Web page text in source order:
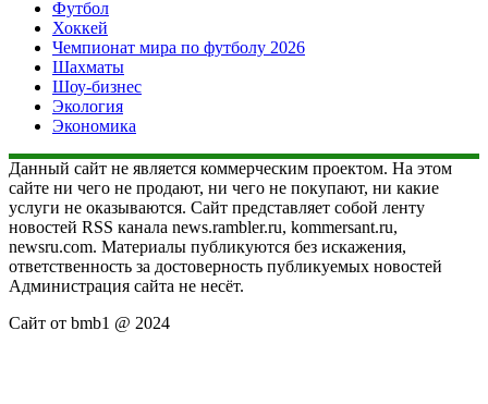
Футбол
Хоккей
Чемпионат мира по футболу 2026
Шахматы
Шоу-бизнес
Экология
Экономика
Данный сайт не является коммерческим проектом. На этом
сайте ни чего не продают, ни чего не покупают, ни какие
услуги не оказываются. Сайт представляет собой ленту
новостей RSS канала news.rambler.ru, kommersant.ru,
newsru.com. Материалы публикуются без искажения,
ответственность за достоверность публикуемых новостей
Администрация сайта не несёт.
Сайт от bmb1 @ 2024